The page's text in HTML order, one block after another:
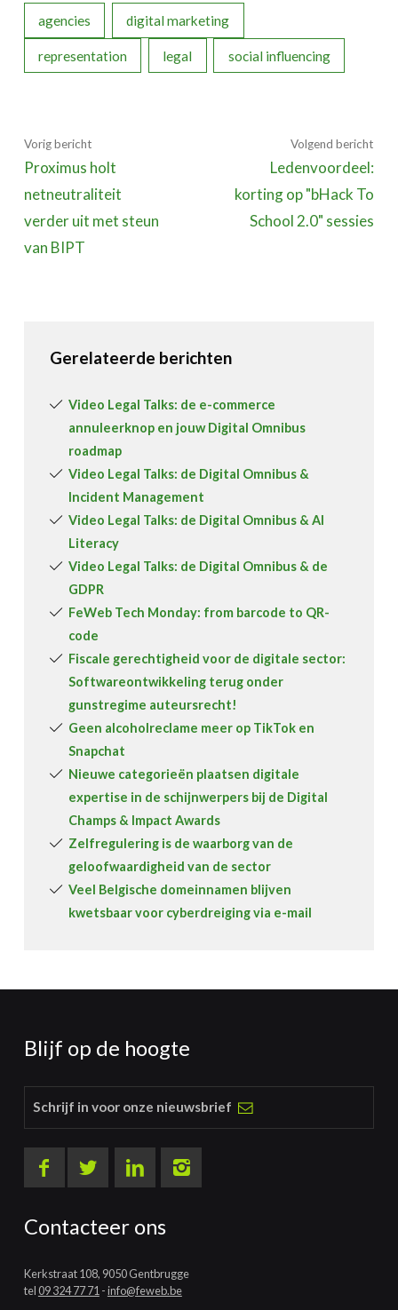
agencies digital marketing
representation legal social influencing
Vorig bericht
Proximus holt
netneutraliteit
verder uit met steun
van BIPT
Volgend bericht
Ledenvoordeel:
korting op "bHack To
School 2.0" sessies
Gerelateerde berichten
Video Legal Talks: de e-commerce
annuleerknop en jouw Digital Omnibus
roadmap
Video Legal Talks: de Digital Omnibus &
Incident Management
Video Legal Talks: de Digital Omnibus & AI
Literacy
Video Legal Talks: de Digital Omnibus & de
GDPR
FeWeb Tech Monday: from barcode to QR-
code
Fiscale gerechtigheid voor de digitale sector:
Softwareontwikkeling terug onder
gunstregime auteursrecht!
Geen alcoholreclame meer op TikTok en
Snapchat
Nieuwe categorieën plaatsen digitale
expertise in de schijnwerpers bij de Digital
Champs & Impact Awards
Zelfregulering is de waarborg van de
geloofwaardigheid van de sector
Veel Belgische domeinnamen blijven
kwetsbaar voor cyberdreiging via e-mail
Blijf op de hoogte
Schrijf in voor onze nieuwsbrief
Contacteer ons
Kerkstraat 108, 9050 Gentbrugge
tel09 324 77 71 -info@feweb.be